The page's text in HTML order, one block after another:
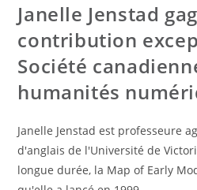
Janelle Jenstad
contribution
Société
humanités
Janelle Jenstad est professeure
d'anglais de l'Université de
longue durée, la Map of Early